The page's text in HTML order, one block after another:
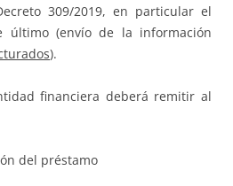
309/2019, en particular el
último (envío de la información
).
financiera deberá remitir al
del préstamo